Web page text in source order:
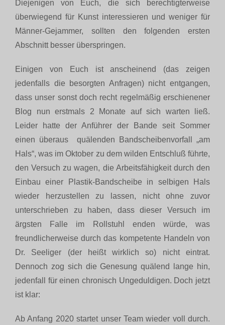
Biographie
Termine
Kontakt
Diejenigen von Euch, die sich berechtigterweise
überwiegend für Kunst interessieren und weniger für
Männer-Gejammer, sollten den folgenden ersten
Abschnitt besser überspringen.
Einigen von Euch ist anscheinend (das zeigen
jedenfalls die besorgten Anfragen) nicht entgangen,
dass unser sonst doch recht regelmäßig erschienener
Blog nun erstmals 2 Monate auf sich warten ließ.
Leider hatte der Anführer der Bande seit Sommer
einen überaus quälenden Bandscheibenvorfall „am
Hals“, was im Oktober zu dem wilden Entschluß führte,
den Versuch zu wagen, die Arbeitsfähigkeit durch den
Einbau einer Plastik-Bandscheibe in selbigen Hals
wieder herzustellen zu lassen, nicht ohne zuvor
unterschrieben zu haben, dass dieser Versuch im
ärgsten Falle im Rollstuhl enden würde, was
freundlicherweise durch das kompetente Handeln von
Dr. Seeliger (der heißt wirklich so) nicht eintrat.
Dennoch zog sich die Genesung quälend lange hin,
jedenfall für einen chronisch Ungeduldigen. Doch jetzt
ist klar:
Ab Anfang 2020 startet unser Team wieder voll durch.